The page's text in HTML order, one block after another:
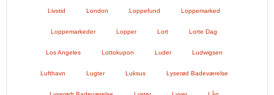
Livstid London Loppefund Loppemarked
Loppemarkeder Lopper Lort Lorte Dag
Los Angeles Lottokupon Luder Ludwigsen
Lufthavn Lugter Luksus Lyserød Badeværelse